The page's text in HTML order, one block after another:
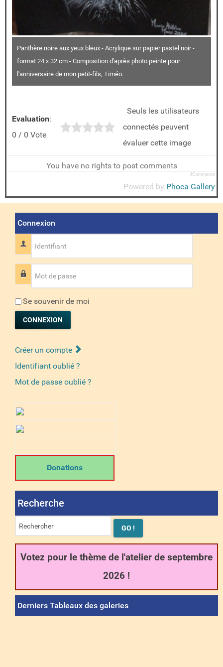
Panthère noire aux yeux bleux - Acrylique sur papier pastel noir -
format 24 x 32 cm - Composition d'après photo peinte pour
l'anniversaire de mon petit-fils, Timéo.
Evaluation:
0 / 0 Vote
Seuls les utilisateurs
connectés peuvent
évaluer cette image
You have no rights to post comments
JComments
Powered by Phoca Gallery
Connexion
Identifiant
Mot de passe
Se souvenir de moi
CONNEXION
Créer un compte
Identifiant oublié ?
Mot de passe oublié ?
Donations
Recherche
Votez pour le thème de l'atelier de septembre
2026 !
Derniers Tableaux des galeries